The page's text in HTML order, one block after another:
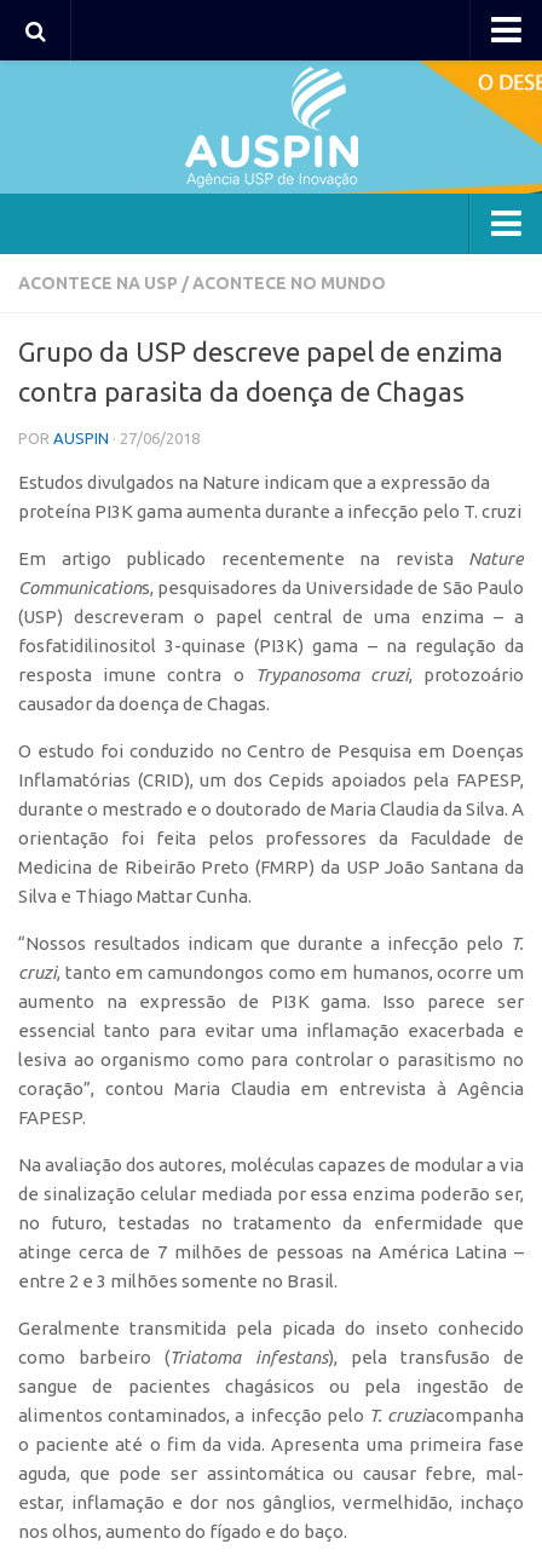
Agência
Coordenação
Polos
Polo Capital
Polo Lorena
Polo Ribeirão Preto
Polo São Carlos
Programas
Bolsa Empreendedorismo
Bolsa Startup USP
Conexão USP
Conexão Inter-USP
Leis e Normas
Pesquisa na USP
EMBRAPIIs
CEPIDs
CPEs
INCTs
PRPI/USP
InovaUSP
Comunicação
Eventos
Agenda AUSPIN
Fala Inovação
Premiações
Edição 2025
ACONTECE NA USP /ACONTECE NO MUNDO
Grupo da USP descreve papel de enzima
contra parasita da doença de Chagas
POR AUSPIN · 27/06/2018
Estudos divulgados na Nature indicam que a expressão da
proteína PI3K gama aumenta durante a infecção pelo T. cruzi
Em artigo publicado recentemente na revista Nature
Communications, pesquisadores da Universidade de São Paulo
(USP) descreveram o papel central de uma enzima – a
fosfatidilinositol 3-quinase (PI3K) gama – na regulação da
resposta imune contra o
Trypanosoma cruzi, protozoário
causador da doença de Chagas.
O estudo foi conduzido no Centro de Pesquisa em Doenças
Inflamatórias (CRID), um dos Cepids apoiados pela FAPESP,
durante o mestrado e o doutorado de Maria Claudia da Silva. A
orientação foi feita pelos professores da Faculdade de
Medicina de Ribeirão Preto (FMRP) da USP João Santana da
Silva e Thiago Mattar Cunha.
“Nossos resultados indicam que durante a infecção pelo T.
cruzi, tanto em camundongos como em humanos, ocorre um
aumento na expressão de PI3K gama. Isso parece ser
essencial tanto para evitar uma inflamação exacerbada e
lesiva ao organismo como para controlar o parasitismo no
coração”, contou Maria Claudia em entrevista à Agência
FAPESP.
Na avaliação dos autores, moléculas capazes de modular a via
de sinalização celular mediada por essa enzima poderão ser,
no futuro, testadas no tratamento da enfermidade que
atinge cerca de 7 milhões de pessoas na América Latina –
entre 2 e 3 milhões somente no Brasil.
Geralmente transmitida pela picada do inseto conhecido
como barbeiro (Triatoma infestans), pela transfusão de
sangue de pacientes chagásicos ou pela ingestão de
alimentos contaminados, a infecção pelo T. cruziacompanha
o paciente até o fim da vida. Apresenta uma primeira fase
aguda, que pode ser assintomática ou causar febre, mal-
estar, inflamação e dor nos gânglios, vermelhidão, inchaço
nos olhos, aumento do fígado e do baço.